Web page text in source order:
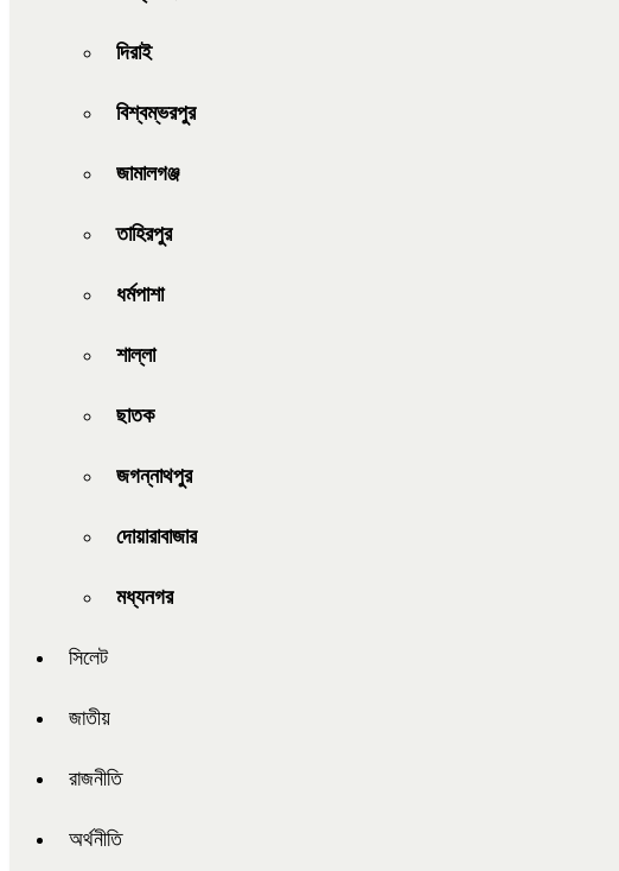
দিরাই
বিশ্বম্ভরপুর
জামালগঞ্জ
তাহিরপুর
ধর্মপাশা
শাল্লা
ছাতক
জগন্নাথপুর
দোয়ারাবাজার
মধ্যনগর
সিলেট
জাতীয়
রাজনীতি
অর্থনীতি